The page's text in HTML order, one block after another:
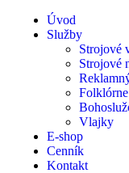
Úvod
Služby
Strojové
Strojové
Folklórne
Vlajky
E-shop
Cenník
Kontakt